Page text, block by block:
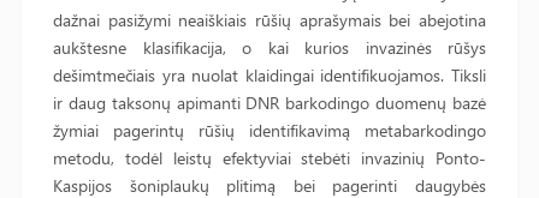
dažnai pasižymi neaiškiais rūšių aprašymais bei abejotina
aukštesne klasifikacija, o kai kurios invazinės rūšys
dešimtmečiais yra nuolat klaidingai identifikuojamos. Tiksli
ir daug taksonų apimanti DNR barkodingo duomenų bazė
žymiai pagerintų rūšių identifikavimą metabarkodingo
metodu, todėl leistų efektyviai stebėti invazinių Ponto-
Kaspijos šoniplaukų plitimą bei pagerinti daugybės